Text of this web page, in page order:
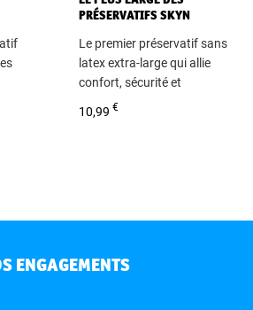
PRÉSERVATIFS SKYN
Le premier préservatif sans
latex extra-large qui allie
confort, sécurité et
sensations
10,99€
ENGAGEMENTS